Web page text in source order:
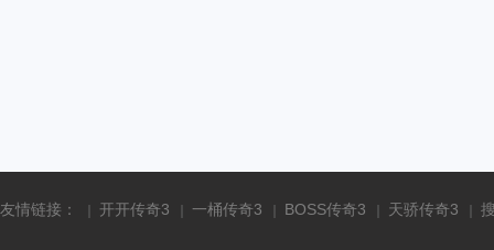
友情链接： 开开传奇3 一桶传奇3 BOSS传奇3 天骄传奇3